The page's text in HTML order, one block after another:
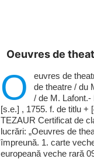
Oeuvres de
O
euvres de
de theatre / du
/ de M. Lafont.-
[s.e.] , 1755. f. de titlu +
TEZAUR Certificat de
lucrări: „Oeuvres de
împreună. 1. carte
europeană veche rară